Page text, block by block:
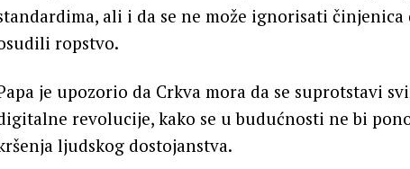
ali i da se ne može ignorisati
ropstvo.
je upozorio da Crkva mora da se suprotstavi
revolucije, kako se u budućnosti ne bi
ljudskog dostojanstva.